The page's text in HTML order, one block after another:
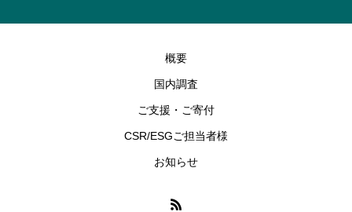
概要
国内調査
ご支援・ご寄付
CSR/ESGご担当者様
お知らせ